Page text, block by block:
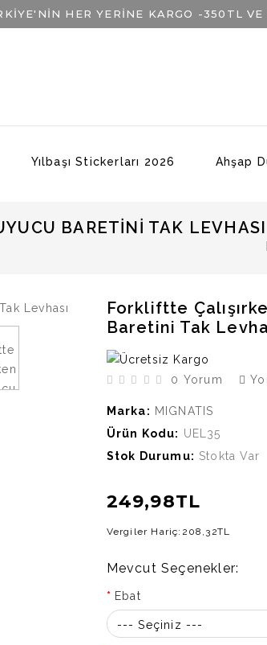
HER YERİNE KARGO -350TL VE
Yılbaşı Stickerları 2026 Ahşap
BARETINI TAK LEVHASI
Forkliftte
Baretini Tak
0 Yorum
Marka: MIGNATIS
Ürün Kodu: UEL35
Stok Durumu: Stokta Var
249,98TL
Vergiler Hariç: 208,32TL
Mevcut Seçenekler:
Ebat
--- Seçiniz ---